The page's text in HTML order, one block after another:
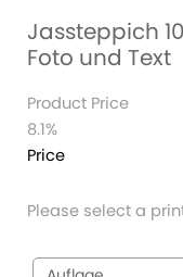
Jassteppich
Foto und Text
Product Price
8.1%
Price
Please select a